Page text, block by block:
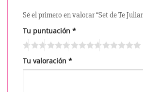
Sé el primero en valorar “Set de Te
Tu puntuación *
Tu valoración *